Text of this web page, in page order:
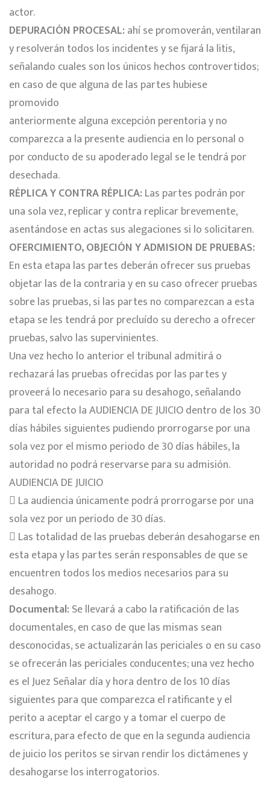
actor.
DEPURACIÓN PROCESAL: ahí se promoverán, ventilaran
y resolverán todos los incidentes y se fijará la litis,
señalando cuales son los únicos hechos controvertidos;
en caso de que alguna de las partes hubiese
promovido
anteriormente alguna excepción perentoria y no
comparezca a la presente audiencia en lo personal o
por conducto de su apoderado legal se le tendrá por
desechada.
RÉPLICA Y CONTRA RÉPLICA: Las partes podrán por
una sola vez, replicar y contra replicar brevemente,
asentándose en actas sus alegaciones si lo solicitaren.
OFERCIMIENTO, OBJECIÓN Y ADMISION DE PRUEBAS:
En esta etapa las partes deberán ofrecer sus pruebas
objetar las de la contraria y en su caso ofrecer pruebas
sobre las pruebas, si las partes no comparezcan a esta
etapa se les tendrá por precluído su derecho a ofrecer
pruebas, salvo las supervinientes.
Una vez hecho lo anterior el tribunal admitirá o
rechazará las pruebas ofrecidas por las partes y
proveerá lo necesario para su desahogo, señalando
para tal efecto la AUDIENCIA DE JUICIO dentro de los 30
días hábiles siguientes pudiendo prorrogarse por una
sola vez por el mismo periodo de 30 días hábiles, la
autoridad no podrá reservarse para su admisión.
AUDIENCIA DE JUICIO
 La audiencia únicamente podrá prorrogarse por una
sola vez por un periodo de 30 días.
 Las totalidad de las pruebas deberán desahogarse en
esta etapa y las partes serán responsables de que se
encuentren todos los medios necesarios para su
desahogo.
Documental: Se llevará a cabo la ratificación de las
documentales, en caso de que las mismas sean
desconocidas, se actualizarán las periciales o en su caso
se ofrecerán las periciales conducentes; una vez hecho
es el Juez Señalar día y hora dentro de los 10 días
siguientes para que comparezca el ratificante y el
perito a aceptar el cargo y a tomar el cuerpo de
escritura, para efecto de que en la segunda audiencia
de juicio los peritos se sirvan rendir los dictámenes y
desahogarse los interrogatorios.